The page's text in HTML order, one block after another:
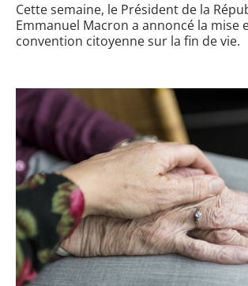
Cette semaine, le Président de la
Emmanuel Macron a annoncé la mise
convention citoyenne sur la fin de vie.